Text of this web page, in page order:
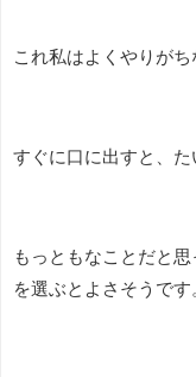
これ私はよくやりがち
すぐに口に出すと、
もっともなことだと
を選ぶとよさそうです